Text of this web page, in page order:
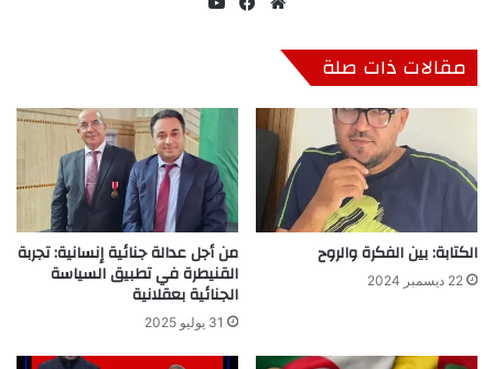
مقالات ذات صلة
الكتابة: بين الفكرة والروح
22 ديسمبر 2024
من أجل عدالة جنائية إنسانية: تجربة
القنيطرة في تطبيق السياسة
الجنائية بعقلانية
31 يوليو 2025